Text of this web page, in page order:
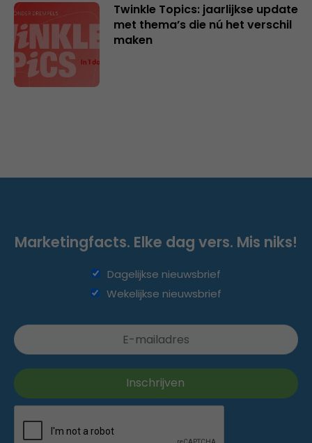
Twinkle Topics: jaarlijkse update
met thema’s die nú het verschil
maken
Marketingfacts. Elke dag vers. Mis niks!
Dagelijkse nieuwsbrief
Wekelijkse nieuwsbrief